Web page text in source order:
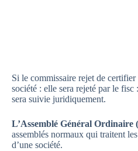
Si le commissaire rejet de
société : elle sera rejeté par le fisc
sera suivie juridiquement.
L’Assemblé Général Ordinaire
assemblés normaux qui traitent
d’une société.